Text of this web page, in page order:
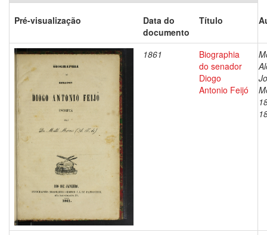
Pré-visualização
Data do
documento
Título
1861
Biographia
do senador
Diogo
Antonio Feijó